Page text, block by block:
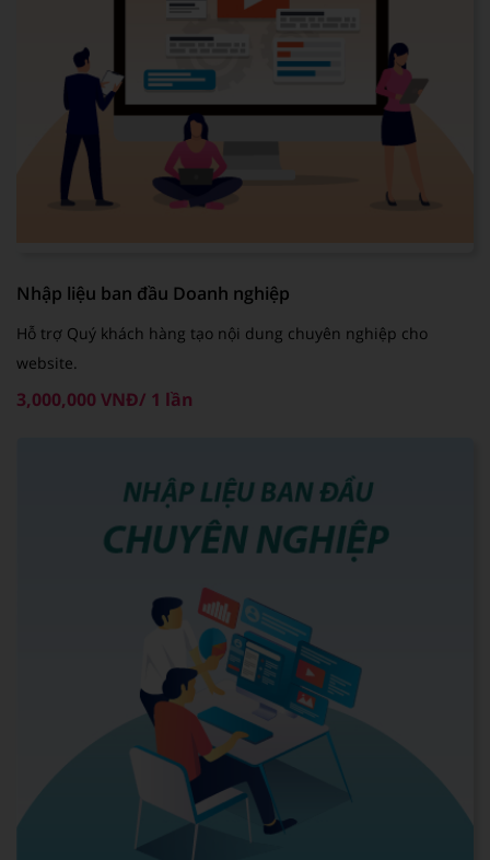
Nhập liệu ban đầu Doanh nghiệp
Hỗ trợ Quý khách hàng tạo nội dung chuyên nghiệp cho
website.
3,000,000 VNĐ/ 1 lần